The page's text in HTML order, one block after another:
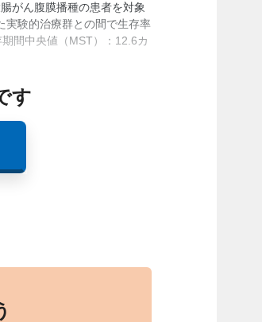
がん腹膜播種の患者を対象
実験的治療群との間で生存率
間中央値（MST）：12.6カ
す